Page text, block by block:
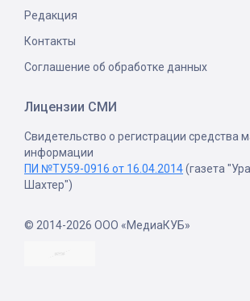
Редакция
Контакты
Соглашение об обработке данных
Лицензии СМИ
Свидетельство о регистрации средства
информации
ПИ №ТУ59-0916 от 16.04.2014(газета
Шахтер")
© 2014-2026 ООО «МедиаКУБ»